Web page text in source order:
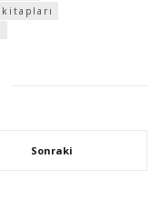
Sonraki